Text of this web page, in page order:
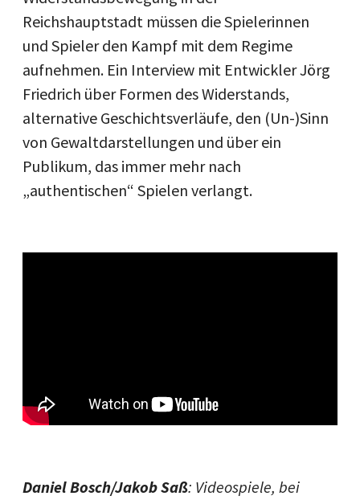
Reichshauptstadt müssen die Spielerinnen
und Spieler den Kampf mit dem Regime
aufnehmen. Ein Interview mit Entwickler Jörg
Friedrich über Formen des Widerstands,
alternative Geschichtsverläufe, den (Un-)Sinn
von Gewaltdarstellungen und über ein
Publikum, das immer mehr nach
„authentischen“ Spielen verlangt.
Daniel Bosch/Jakob Saß: Videospiele, bei